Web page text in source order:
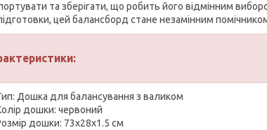
та зберігати, що робить його відмінним
цей балансборд стане незамінним
Дошка для балансування з валиком
дошки: червоний
дошки: 73х28х1.5 см